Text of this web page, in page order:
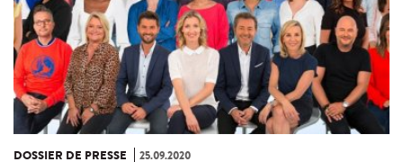
DOSSIER DE PRESSE 25.09.2020